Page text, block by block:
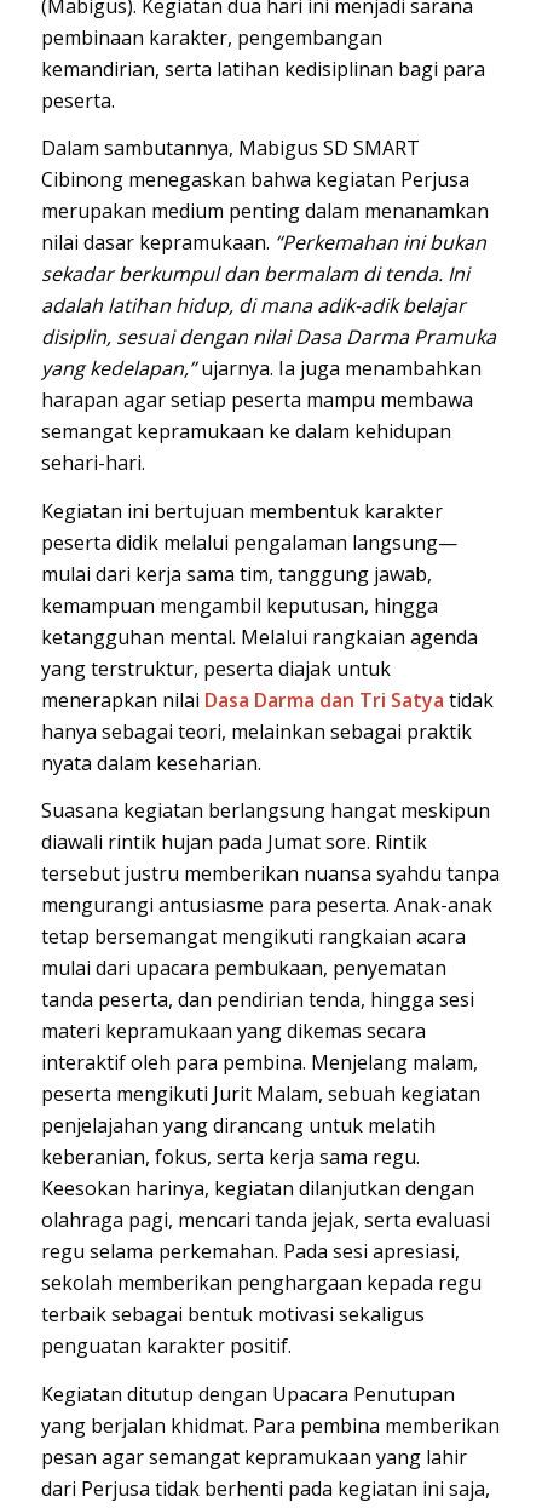
(Mabigus). Kegiatan dua hari ini menjadi sarana
pembinaan karakter, pengembangan
kemandirian, serta latihan kedisiplinan bagi para
peserta.
Dalam sambutannya, Mabigus SD SMART
Cibinong menegaskan bahwa kegiatan Perjusa
merupakan medium penting dalam menanamkan
nilai dasar kepramukaan. “Perkemahan ini bukan
sekadar berkumpul dan bermalam di tenda. Ini
adalah latihan hidup, di mana adik-adik belajar
disiplin, sesuai dengan nilai Dasa Darma Pramuka
yang kedelapan,”ujarnya. Ia juga menambahkan
harapan agar setiap peserta mampu membawa
semangat kepramukaan ke dalam kehidupan
sehari-hari.
Kegiatan ini bertujuan membentuk karakter
peserta didik melalui pengalaman langsung—
mulai dari kerja sama tim, tanggung jawab,
kemampuan mengambil keputusan, hingga
ketangguhan mental. Melalui rangkaian agenda
yang terstruktur, peserta diajak untuk
menerapkan nilai Dasa Darma dan Tri Satya tidak
hanya sebagai teori, melainkan sebagai praktik
nyata dalam keseharian.
Suasana kegiatan berlangsung hangat meskipun
diawali rintik hujan pada Jumat sore. Rintik
tersebut justru memberikan nuansa syahdu tanpa
mengurangi antusiasme para peserta. Anak-anak
tetap bersemangat mengikuti rangkaian acara
mulai dari upacara pembukaan, penyematan
tanda peserta, dan pendirian tenda, hingga sesi
materi kepramukaan yang dikemas secara
interaktif oleh para pembina. Menjelang malam,
peserta mengikuti Jurit Malam, sebuah kegiatan
penjelajahan yang dirancang untuk melatih
keberanian, fokus, serta kerja sama regu.
Keesokan harinya, kegiatan dilanjutkan dengan
olahraga pagi, mencari tanda jejak, serta evaluasi
regu selama perkemahan. Pada sesi apresiasi,
sekolah memberikan penghargaan kepada regu
terbaik sebagai bentuk motivasi sekaligus
penguatan karakter positif.
Kegiatan ditutup dengan Upacara Penutupan
yang berjalan khidmat. Para pembina memberikan
pesan agar semangat kepramukaan yang lahir
dari Perjusa tidak berhenti pada kegiatan ini saja,